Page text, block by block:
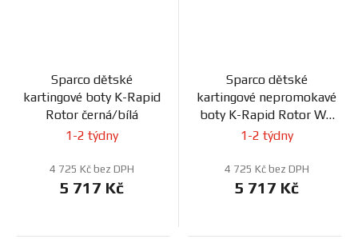
Sparco dětské
kartingové boty K-Rapid
Rotor černá/bílá
1-2 týdny
4 725 Kč bez DPH
5 717 Kč
Sparco dětské
kartingové nepromokavé
boty K-Rapid Rotor WP
černá/bílá
1-2 týdny
4 725 Kč bez DPH
5 717 Kč